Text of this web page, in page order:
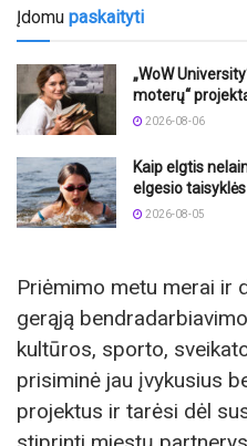
Įdomu paskaityti
„WoW
moterų“
2026-08-06
Kaip elgtis
elgesio taisyklės
2026-08-05
Priėmimo metu merai ir
gerąją
kultūros, sporto,
prisiminė jau įvykusius
projektus ir tarėsi dėl